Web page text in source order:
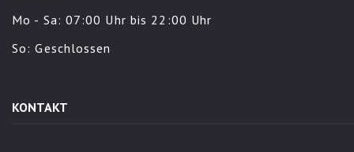
Mo - Sa: 07:00 Uhr bis 22:00 Uhr
So: Geschlossen
KONTAKT